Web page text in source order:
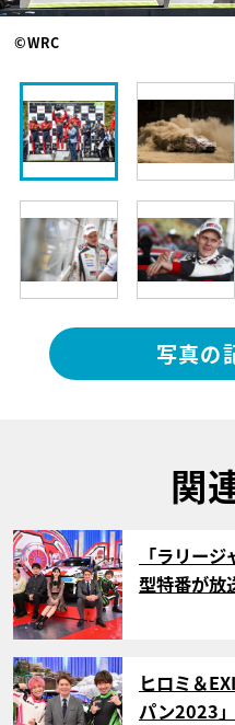
©WRC
写真の
関
サムネイル
「ラリー
型特番が
サムネイル
ヒロミ＆
パン2023